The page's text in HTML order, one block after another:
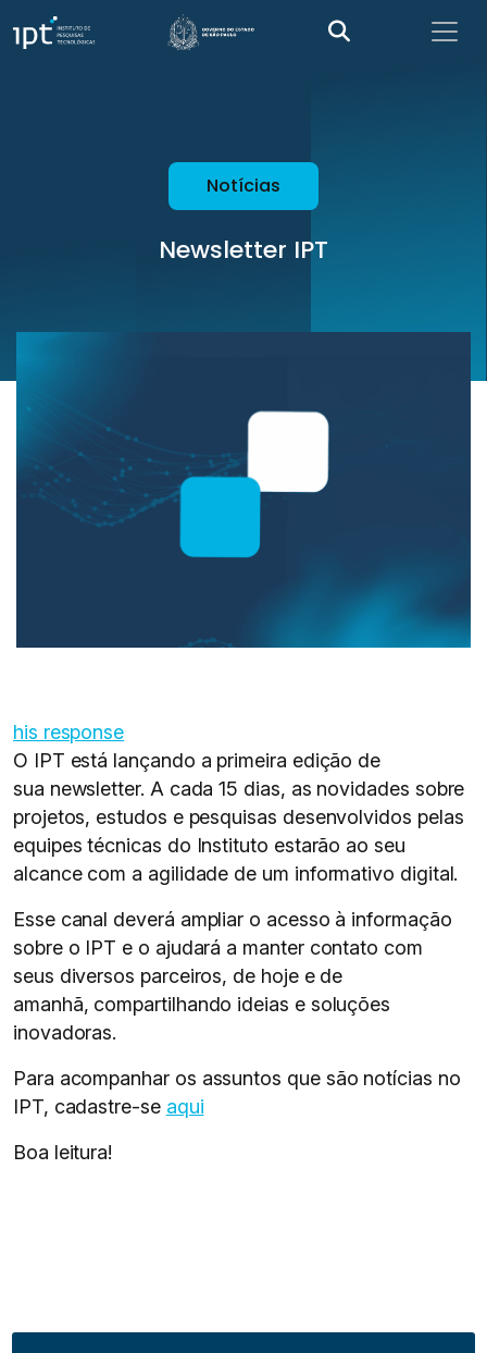
Notícias
Newsletter IPT
his response
O IPT está lançando a primeira edição de
sua newsletter. A cada 15 dias, as novidades sobre
projetos, estudos e pesquisas desenvolvidos pelas
equipes técnicas do Instituto estarão ao seu
alcance com a agilidade de um informativo digital.
Esse canal deverá ampliar o acesso à informação
sobre o IPT e o ajudará a manter contato com
seus diversos parceiros, de hoje e de
amanhã, compartilhando ideias e soluções
inovadoras.
Para acompanhar os assuntos que são notícias no
IPT, cadastre-se aqui
Boa leitura!